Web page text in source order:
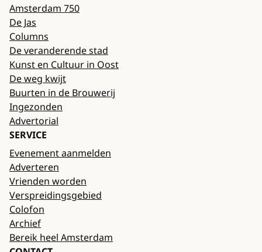
Amsterdam 750
De Jas
Columns
De veranderende stad
Kunst en Cultuur in Oost
De weg kwijt
Buurten in de Brouwerij
Ingezonden
Advertorial
SERVICE
Evenement aanmelden
Adverteren
Vrienden worden
Verspreidingsgebied
Colofon
Archief
Bereik heel Amsterdam